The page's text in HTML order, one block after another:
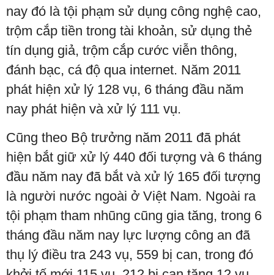
nay đó là tội phạm sử dụng công nghệ cao,
trộm cắp tiền trong tài khoản, sử dụng thẻ
tín dụng giả, trộm cắp cước viễn thông,
đánh bạc, cá độ qua internet. Năm 2011
phát hiện xử lý 128 vụ, 6 tháng đầu năm
nay phát hiện và xử lý 111 vụ.
Cũng theo Bộ trưởng năm 2011 đã phát
hiện bắt giữ xử lý 440 đối tượng và 6 tháng
đầu năm nay đã bắt và xử lý 165 đối tượng
là người nước ngoài ở Việt Nam. Ngoài ra
tội phạm tham nhũng cũng gia tăng, trong 6
tháng đầu năm nay lực lượng công an đã
thụ lý điều tra 243 vụ, 559 bị can, trong đó